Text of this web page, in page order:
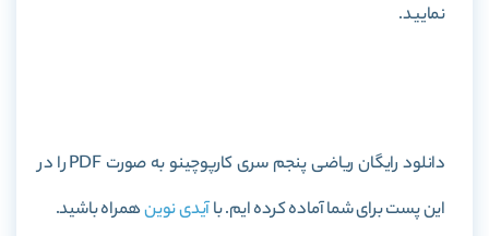
نمایید.
دانلود رایگان ریاضی پنجم سری کارپوچینو به صورت PDF را در
این پست برای شما آماده کرده ایم. باآیدی نوینهمراه باشید.